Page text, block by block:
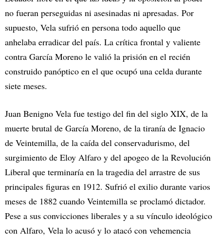
no fueran perseguidas ni asesinadas ni apresadas. Por
supuesto, Vela sufrió en persona todo aquello que
anhelaba erradicar del país. La crítica frontal y valiente
contra García Moreno le valió la prisión en el recién
construido panóptico en el que ocupó una celda durante
siete meses.
Juan Benigno Vela fue testigo del fin del siglo XIX, de la
muerte brutal de García Moreno, de la tiranía de Ignacio
de Veintemilla, de la caída del conservadurismo, del
surgimiento de Eloy Alfaro y del apogeo de la Revolución
Liberal que terminaría en la tragedia del arrastre de sus
principales figuras en 1912. Sufrió el exilio durante varios
meses de 1882 cuando Veintemilla se proclamó dictador.
Pese a sus convicciones liberales y a su vínculo ideológico
con Alfaro, Vela lo acusó y lo atacó con vehemencia